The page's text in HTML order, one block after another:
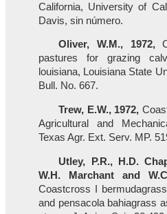
California, University of
Davis, sin número.
Oliver, W.M., 1972,
pastures for grazing
louisiana, Louisiana State
Bull. No. 667.
Trew, E.W., 1972,
Agricultural and
Texas Agr. Ext. Serv. MP.
Utley, P.R., H.D.
W.H. Marchant and
Coastcross I
and pensacola bahiagrass